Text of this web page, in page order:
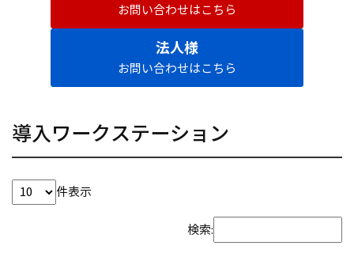
お問い合わせはこちら
法人様
お問い合わせはこちら
導入ワークステーション
件表示
検索: